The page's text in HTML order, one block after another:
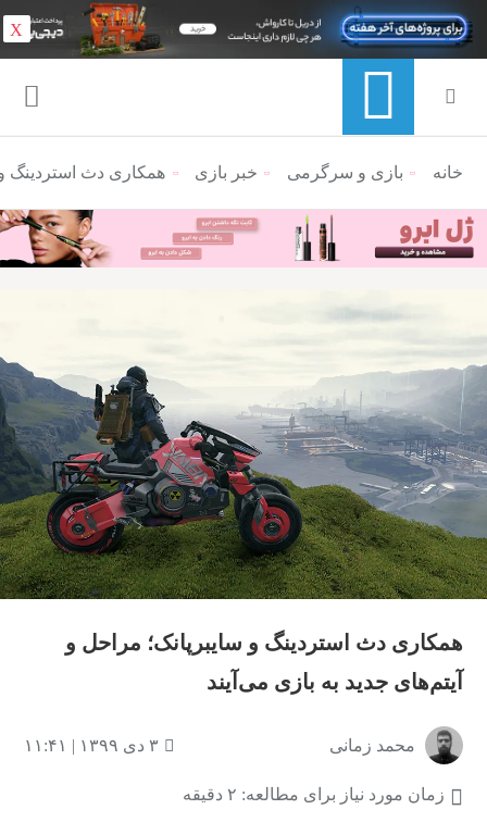
منوی ناوبری خرده نان
خانه بازی و سرگرمی خبر بازی همکاری دث استردینگ و
همکاری دث استردینگ و سایبرپانک؛ مراحل و
آیتم‌های جدید به بازی می‌آیند
محمد زمانی ۳ دی ۱۳۹۹ | ۱۱:۴۱
زمان مورد نیاز برای مطالعه: ۲ دقیقه
X